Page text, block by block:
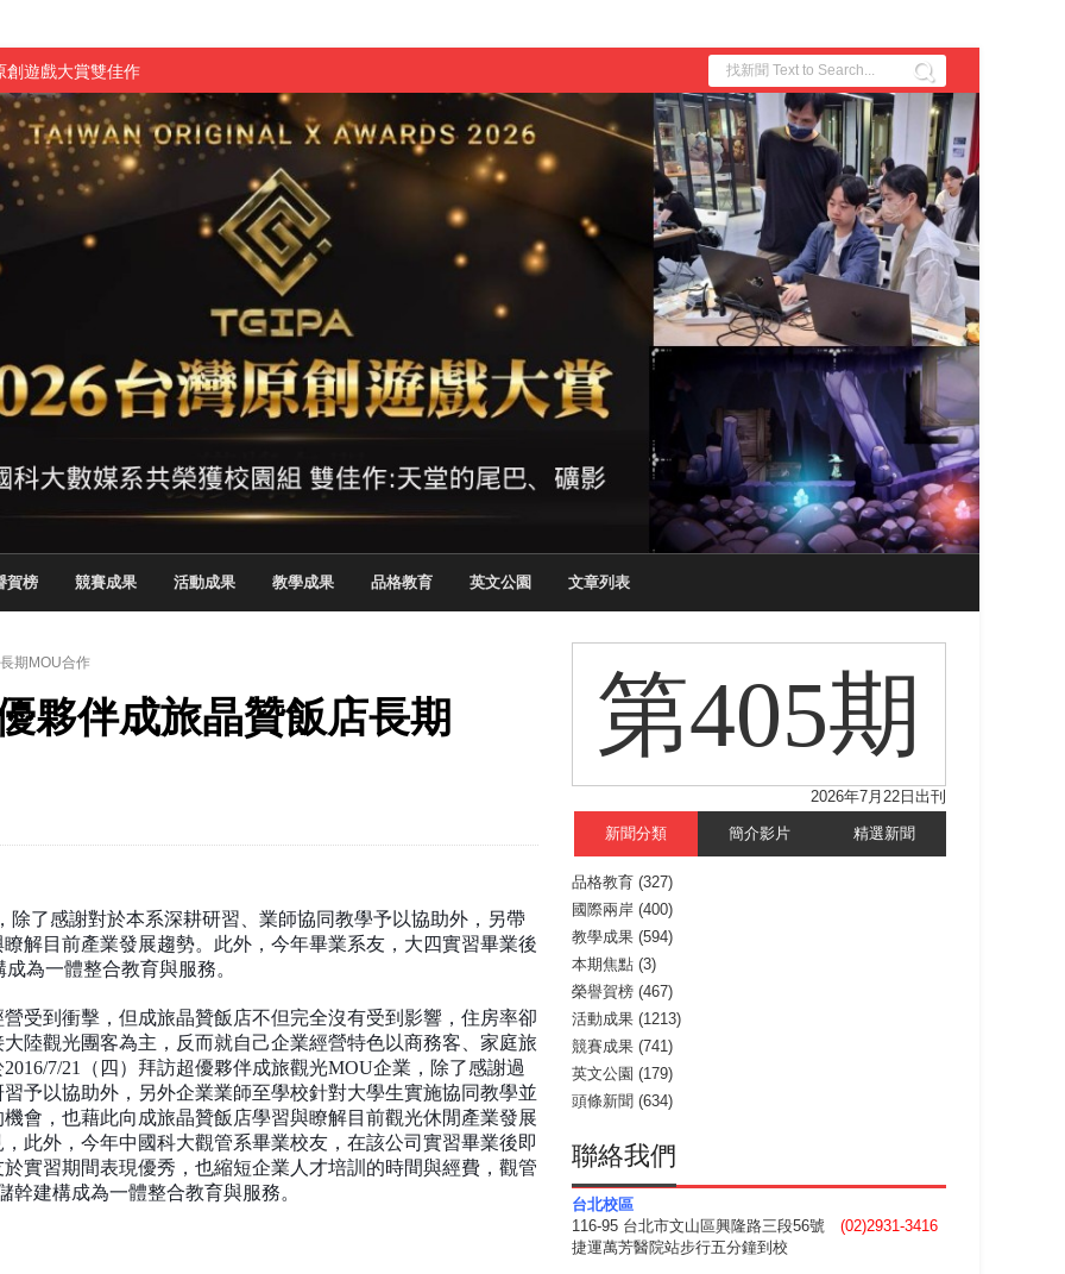
創遊戲大賞雙佳作
專廣播詞競賽英文組佳作
型與數位正義
比賽」成績出爐
」 點亮智慧金融時代的跨域新局
影展最高榮譽白金獎
實務專題競賽第一名
2026 TSID 提出具體舊建築再利用提案
校院電腦動畫競賽嶄露頭角
大雙校區學生會全國賽勇奪佳績
與「Wwise」雙認證
飲管家獲全國第二名
燃爆傳統與現代
賀榜 競賽成果 活動成果 教學成果 品格教育 英文公園 文章列表
期MOU合作
夥伴成旅晶贊飯店長期
除了感謝對於本系深耕研習、業師協同教學予以協助外，另帶
解目前產業發展趨勢。此外，今年畢業系友，大四實習畢業後
為一體整合教育與服務。
受到衝擊，但成旅晶贊飯店不但完全沒有受到影響，住房率卻
陸觀光團客為主，反而就自己企業經營特色以商務客、家庭旅
2016/7/21 （四）拜訪超優夥伴成旅觀光MOU企業，除了感謝過
予以協助外，另外企業業師至學校針對大學生實施協同教學並
會，也藉此向成旅晶贊飯店學習與瞭解目前觀光休閒產業發展
此外，今年中國科大觀管系畢業校友，在該公司實習畢業後即
實習期間表現優秀，也縮短企業人才培訓的時間與經費，觀管
幹建構成為一體整合教育與服務。
第405期
2026年7月22日出刊
新聞分類 簡介影片 精選新聞
品格教育 (327)
國際兩岸 (400)
教學成果 (594)
本期焦點 (3)
榮譽賀榜 (467)
活動成果 (1213)
競賽成果 (741)
英文公園 (179)
頭條新聞 (634)
聯絡我們
台北校區
116-95 台北市文山區興隆路三段56號 (02)2931-3416
捷運萬芳醫院站步行五分鐘到校